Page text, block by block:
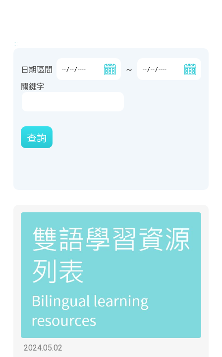
:::
日期區間 ~
關鍵字
查詢
2024.05.02